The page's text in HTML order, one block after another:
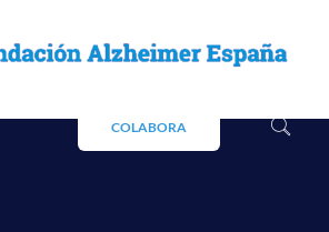
COLABORA